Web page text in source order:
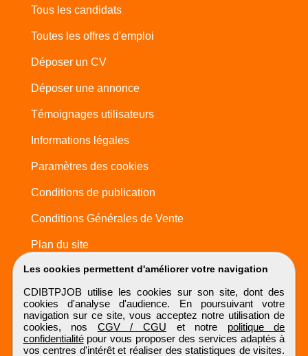
Les cookies permettent d'améliorer votre navigation
CDIBTPJOB utilise les cookies sur son site, dont des
cookies d'analyse d'audience. En poursuivant votre
navigation sur ce site, vous acceptez notre utilisation de
cookies, nos CGV / CGU et notre politique de
confidentialitépour vous proposer des services adaptés à
vos centres d'intérêt et réaliser des statistiques de visites.
Tous les candidats
Toutes les offres d'emploi
Déposer un CV
Déposer une annonce
Témoignages utilisateurs
Informations légales
Paramètres des cookies
Conditions de publication
Conditions Générales de Vente
Plan du site